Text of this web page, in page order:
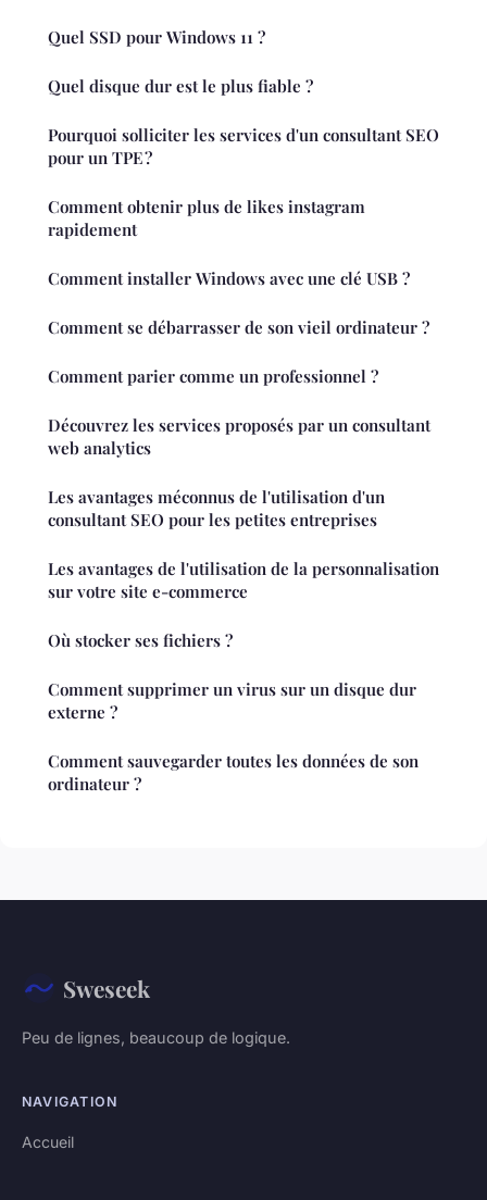
Quel SSD pour Windows 11 ?
Quel disque dur est le plus fiable ?
Pourquoi solliciter les services d'un consultant SEO
pour un TPE ?
Comment obtenir plus de likes instagram
rapidement
Comment installer Windows avec une clé USB ?
Comment se débarrasser de son vieil ordinateur ?
Comment parier comme un professionnel ?
Découvrez les services proposés par un consultant
web analytics
Les avantages méconnus de l'utilisation d'un
consultant SEO pour les petites entreprises
Les avantages de l'utilisation de la personnalisation
sur votre site e-commerce
Où stocker ses fichiers ?
Comment supprimer un virus sur un disque dur
externe ?
Comment sauvegarder toutes les données de son
ordinateur ?
Sweseek
Peu de lignes, beaucoup de logique.
NAVIGATION
Accueil